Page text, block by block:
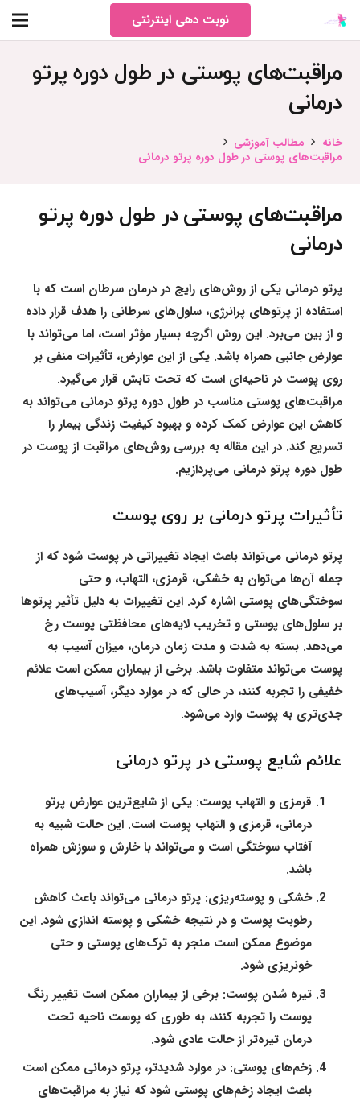
نوبت دهی اینترنتی
مراقبت‌های پوستی در طول دوره پرتو
درمانی
خانه
مطالب آموزشی
مراقبت‌های پوستی در طول دوره پرتو درمانی
مراقبت‌های پوستی در طول دوره پرتو
درمانی
پرتو درمانی یکی از روش‌های رایج در درمان سرطان است که با
استفاده از پرتوهای پرانرژی، سلول‌های سرطانی را هدف قرار داده
و از بین می‌برد. این روش اگرچه بسیار مؤثر است، اما می‌تواند با
عوارض جانبی همراه باشد. یکی از این عوارض، تأثیرات منفی بر
روی پوست در ناحیه‌ای است که تحت تابش قرار می‌گیرد.
مراقبت‌های پوستی مناسب در طول دوره پرتو درمانی می‌تواند به
کاهش این عوارض کمک کرده و بهبود کیفیت زندگی بیمار را
تسریع کند. در این مقاله به بررسی روش‌های مراقبت از پوست در
طول دوره پرتو درمانی می‌پردازیم.
تأثیرات پرتو درمانی بر روی پوست
پرتو درمانی می‌تواند باعث ایجاد تغییراتی در پوست شود که از
جمله آن‌ها می‌توان به خشکی، قرمزی، التهاب، و حتی
سوختگی‌های پوستی اشاره کرد. این تغییرات به دلیل تأثیر پرتوها
بر سلول‌های پوستی و تخریب لایه‌های محافظتی پوست رخ
می‌دهد. بسته به شدت و مدت زمان درمان، میزان آسیب به
پوست می‌تواند متفاوت باشد. برخی از بیماران ممکن است علائم
خفیفی را تجربه کنند، در حالی که در موارد دیگر، آسیب‌های
جدی‌تری به پوست وارد می‌شود.
علائم شایع پوستی در پرتو درمانی
قرمزی و التهاب پوست: یکی از شایع‌ترین عوارض پرتو
درمانی، قرمزی و التهاب پوست است. این حالت شبیه به
آفتاب سوختگی است و می‌تواند با خارش و سوزش همراه
باشد.
خشکی و پوسته‌ریزی: پرتو درمانی می‌تواند باعث کاهش
رطوبت پوست و در نتیجه خشکی و پوسته‌ اندازی شود. این
موضوع ممکن است منجر به ترک‌های پوستی و حتی
خونریزی شود.
تیره شدن پوست: برخی از بیماران ممکن است تغییر رنگ
پوست را تجربه کنند، به طوری که پوست ناحیه تحت
درمان تیره‌تر از حالت عادی شود.
زخم‌های پوستی: در موارد شدیدتر، پرتو درمانی ممکن است
باعث ایجاد زخم‌های پوستی شود که نیاز به مراقبت‌های